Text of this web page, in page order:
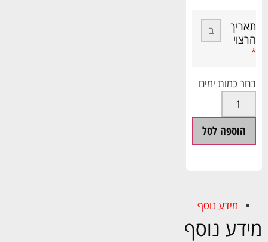
תאריך
הרצוי
*
הוספה לסל
מידע נוסף
מידע נוסף